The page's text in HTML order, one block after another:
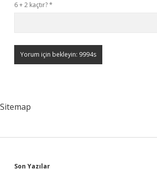
6 + 2 kaçtır?*
Sitemap
Son Yazılar